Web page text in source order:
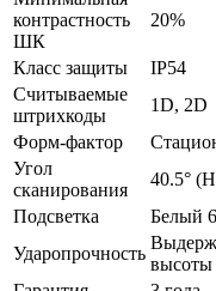
контрастность
ШК
20%
Класс защиты
IP54
Считываемые
штрихкоды
1D, 2D
Форм-фактор
Угол
сканирования
40.5°
Подсветка
Белый
Ударопрочность
высоты